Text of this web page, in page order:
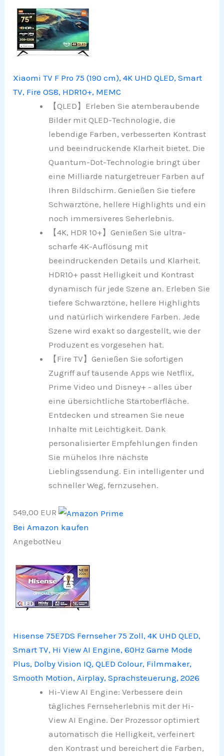
Xiaomi TV F Pro 75 (190 cm), 4K UHD QLED, Smart
TV, Fire OS8, HDR10+, MEMC
【QLED】Erleben Sie atemberaubende
Bilder mit QLED-Technologie, die
lebendige Farben, verbesserten Kontrast
und beeindruckende Klarheit bietet. Die
Quantum-Dot-Technologie bringt über
eine Milliarde naturgetreuer Farben auf
Ihren Bildschirm. Genießen Sie tiefere
Schwarztöne, hellere Highlights und ein
noch immersiveres Seherlebnis.
【4K, HDR 10+】Genießen Sie ultra-
scharfe 4K-Auflösung mit
beeindruckenden Details und Klarheit.
HDR10+ passt Helligkeit und Kontrast
dynamisch für jede Szene an. Erleben Sie
tiefere Schwarztöne, hellere Highlights
und natürlich wirkendere Farben. Jede
Szene wird exakt so dargestellt, wie der
Produzent es vorgesehen hat.
【Fire TV】Genießen Sie sofortigen
Zugriff auf tausende Apps wie Netflix,
Prime Video und Disney+ - alles über
eine übersichtliche Startoberfläche.
Entdecken und streamen Sie neue
Inhalte mit Leichtigkeit. Dank
personalisierter Empfehlungen finden
Sie mühelos Ihre nächste
Lieblingssendung. Ein intelligenter und
schneller Weg, fernzusehen.
549,00 EUR
Bei Amazon kaufen
AngebotNeu
Hisense 75E7DS Fernseher 75 Zoll, 4K UHD QLED,
Smart TV, Hi View AI Engine, 60Hz Game Mode
Plus, Dolby Vision IQ, QLED Colour, Filmmaker,
Smooth Motion, Airplay, Sprachsteuerung, 2026
Hi-View AI Engine: Verbessere dein
tägliches Fernseherlebnis mit der Hi-
View AI Engine. Der Prozessor optimiert
automatisch die Helligkeit, verfeinert
den Kontrast und bereichert die Farben,